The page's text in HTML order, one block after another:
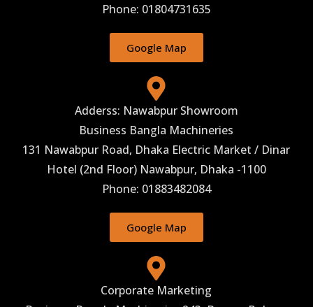
Phone: 01804731635
Google Map
Adderss: Nawabpur Showroom
Business Bangla Machineries
131 Nawabpur Road, Dhaka Electric Market / Dinar
Hotel (2nd Floor) Nawabpur, Dhaka -1100
Phone: 01883482084
Google Map
Corporate Marketing